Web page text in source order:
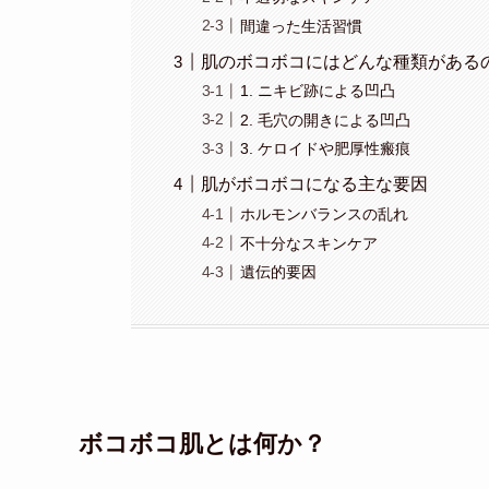
間違った生活習慣
肌のボコボコにはどんな種類がある
1. ニキビ跡による凹凸
2. 毛穴の開きによる凹凸
3. ケロイドや肥厚性瘢痕
肌がボコボコになる主な要因
ホルモンバランスの乱れ
不十分なスキンケア
遺伝的要因
ボコボコ肌とは何か？